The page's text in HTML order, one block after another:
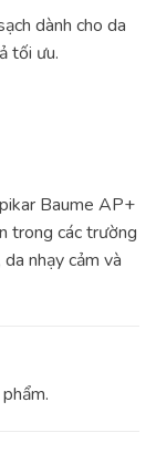
dành cho da
tối ưu.
Baume AP+
trong các trường
nhạy cảm và